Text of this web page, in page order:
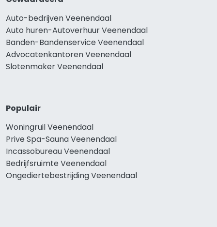
Auto-bedrijven Veenendaal
Auto huren-Autoverhuur Veenendaal
Banden-Bandenservice Veenendaal
Advocatenkantoren Veenendaal
Slotenmaker Veenendaal
Populair
Woningruil Veenendaal
Prive Spa-Sauna Veenendaal
Incassobureau Veenendaal
Bedrijfsruimte Veenendaal
Ongediertebestrijding Veenendaal